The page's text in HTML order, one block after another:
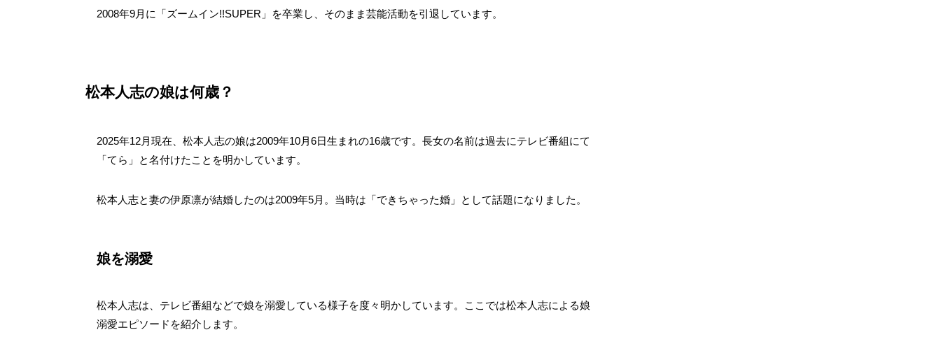
2008年9月に「ズームイン!!SUPER」を卒業し、そのまま芸能活動を引退しています。
松本人志の娘は何歳？
2025年12月現在、松本人志の娘は2009年10月6日生まれの16歳です。長女の名前は過去にテレビ番組にて
「てら」と名付けたことを明かしています。
松本人志と妻の伊原凛が結婚したのは2009年5月。当時は「できちゃった婚」として話題になりました。
娘を溺愛
松本人志は、テレビ番組などで娘を溺愛している様子を度々明かしています。ここでは松本人志による娘
溺愛エピソードを紹介します。